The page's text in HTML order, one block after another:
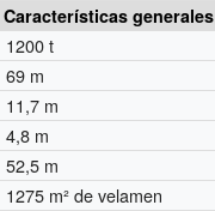
Características generales
1200 t
69 m
11,7 m
4,8 m
52,5 m
1275 m² de velamen